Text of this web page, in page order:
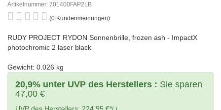
Artikelnummer: 701400FAP2LB
(0 Kundenmeinungen)
RUDY PROJECT RYDON Sonnenbrille, frozen ash - ImpactX
photochromic 2 laser black
Gewicht: 0.026 kg
20,9% unter UVP des Herstellers : Sie sparen
47,00 €